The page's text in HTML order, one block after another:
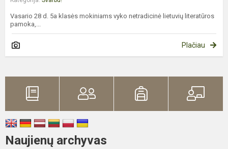
Vasario 28 d. 5a klasės mokiniams vyko netradicinė lietuvių literatūros
pamoka,...
Plačiau
Naujienų archyvas